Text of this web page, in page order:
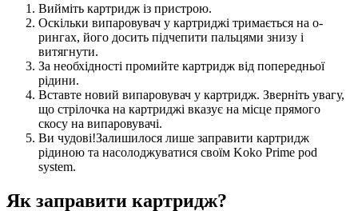
Вийміть картридж із пристрою.
Оскільки випаровувач у картриджі тримається на о-
рингах, його досить підчепити пальцями знизу і
витягнути.
За необхідності промийте картридж від попередньої
рідини.
Вставте новий випаровувач у картридж. Зверніть увагу,
що стрілочка на картриджі вказує на місце прямого
скосу на випаровувачі.
Ви чудові!Залишилося лише заправити картридж
рідиною та насолоджуватися своїм Koko Prime pod
system.
Як заправити картридж?